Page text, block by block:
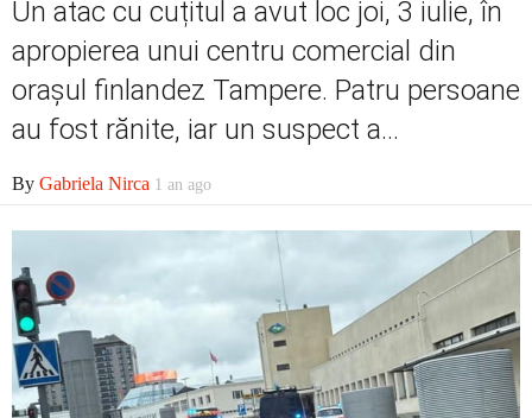
Externe
Economic
Un atac cu cuțitul a avut loc joi, 3 iulie, în
apropierea unui centru comercial din
orașul finlandez Tampere. Patru persoane
au fost rănite, iar un suspect a...
By Gabriela Nirca 1 an ago